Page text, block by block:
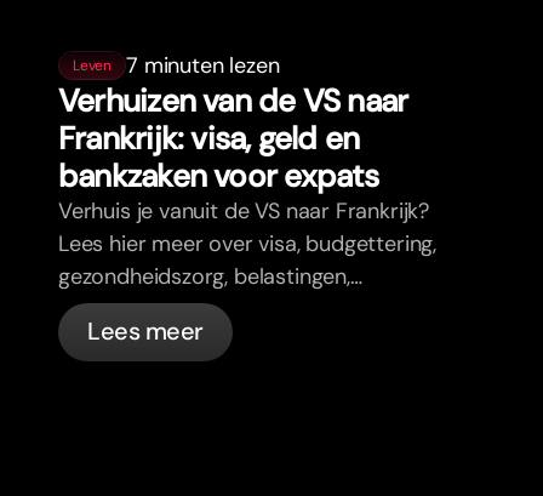
Leven 7 minuten lezen
Verhuizen van de VS naar
Frankrijk: visa, geld en
bankzaken voor expats
Verhuis je vanuit de VS naar Frankrijk?
Lees hier meer over visa, budgettering,
gezondheidszorg, belastingen,
verkeersregels en bankzaken voor
expats in Frankrijk met bunq.
Lees meer